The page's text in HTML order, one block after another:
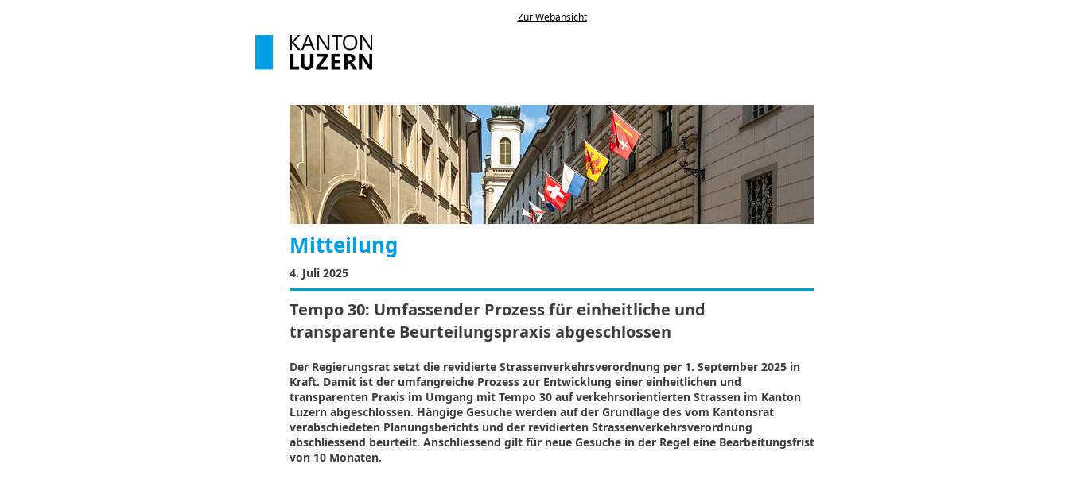
Zur Webansicht
Mitteilung
4. Juli 2025
Tempo 30: Umfassender Prozess für einheitliche und
transparente Beurteilungspraxis abgeschlossen
Der Regierungsrat setzt die revidierte Strassenverkehrsverordnung per 1. September 2025 in
Kraft. Damit ist der umfangreiche Prozess zur Entwicklung einer einheitlichen und
transparenten Praxis im Umgang mit Tempo 30 auf verkehrsorientierten Strassen im Kanton
Luzern abgeschlossen. Hängige Gesuche werden auf der Grundlage des vom Kantonsrat
verabschiedeten Planungsberichts und der revidierten Strassenverkehrsverordnung
abschliessend beurteilt. Anschliessend gilt für neue Gesuche in der Regel eine Bearbeitungsfrist
von 10 Monaten.